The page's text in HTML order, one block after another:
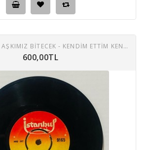
ERKIN KORAY - AŞKIMIZ BITECEK - KENDIM ETTIM KENDIM BULDUM 45 LIK PLAK
600,00TL